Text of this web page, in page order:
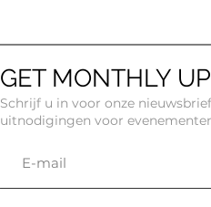
GET MONTHLY
Schrijf u in voor onze
uitnodigingen voor